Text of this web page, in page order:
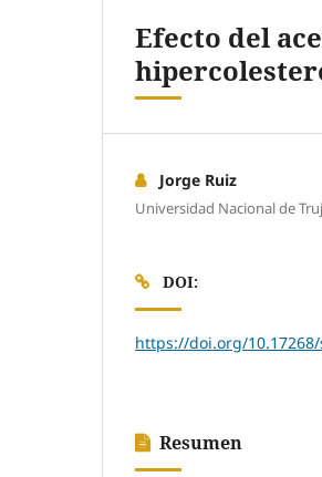
Efecto del
Jorge Ruiz
Universidad Nacional de
DOI:
https://doi.org/
Resumen